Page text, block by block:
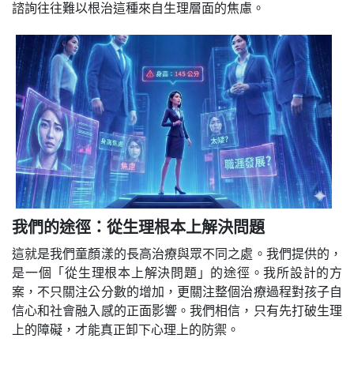
諮詢往往難以根治這種來自生理層面的焦慮。
我們的途徑：從生理根本上解決問題
這就是我們童顏漾的長高治療與眾不同之處。我們提供的，
是一個「從生理根本上解決問題」的途徑。我所設計的方
案，不只關注公分數的增加，更關注整個治療過程對孩子自
信心和社會融入感的正面影響。我們相信，只有先打破生理
上的障礙，才能真正卸下心理上的防禦。